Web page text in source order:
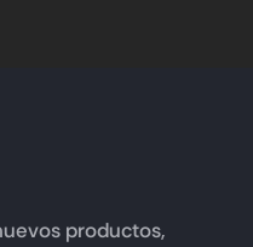
productos,